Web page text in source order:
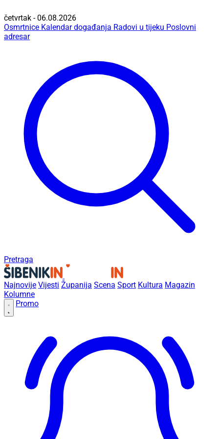
četvrtak - 06.08.2026
Osmrtnice Kalendar događanja Radovi u tijeku Poslovni
adresar
Pretraga
Najnovije Vijesti Županija Scena Sport Kultura Magazin
Kolumne
Promo